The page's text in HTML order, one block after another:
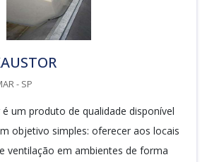
- SP
um produto de qualidade disponível
objetivo simples: oferecer aos locais
ventilação em ambientes de forma